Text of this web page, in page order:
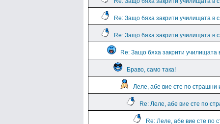
Re: Защо бяха закрити училищата в
Re: Защо бяха закрити училищата в
Re: Защо бяха закрити
Браво, само така!
Леле, абе вие сте по страшни
Re: Леле, абе вие сте по
Re: Леле, абе вие сте по